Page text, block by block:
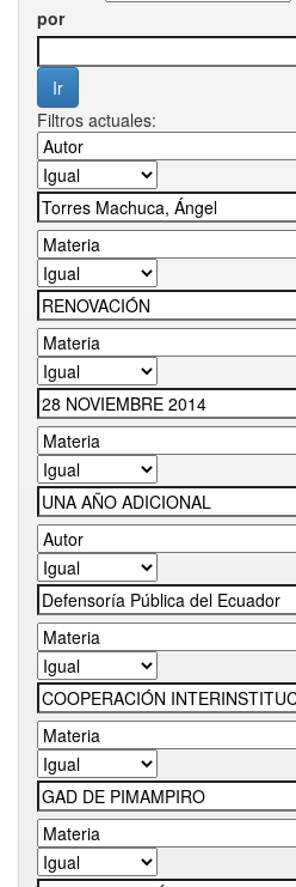
por
Filtros actuales: